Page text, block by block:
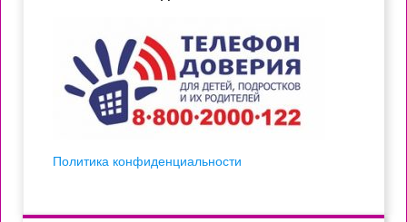
Политика конфиденциальности